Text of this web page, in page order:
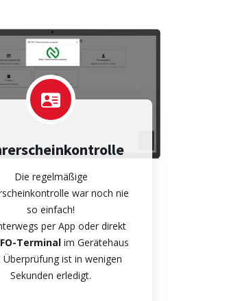
Die regelmäßige
war noch nie
so einfach!
per App oder direkt
Terminal im Gerätehaus
Überprüfung ist in wenigen
Sekunden erledigt.